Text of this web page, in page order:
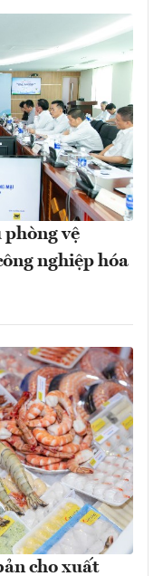
phòng vệ
nghiệp hóa
cho xuất